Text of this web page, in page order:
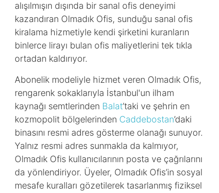
alışılmışın dışında bir sanal ofis deneyimi
kazandıran Olmadık Ofis, sunduğu sanal ofis
kiralama hizmetiyle kendi şirketini kuranların
binlerce lirayı bulan ofis maliyetlerini tek tıkla
ortadan kaldırıyor.
Abonelik modeliyle hizmet veren Olmadık Ofis,
rengarenk sokaklarıyla İstanbul'un ilham
kaynağı semtlerinden Balat’taki ve şehrin en
kozmopolit bölgelerinden Caddebostan’daki
binasını resmi adres gösterme olanağı sunuyor.
Yalnız resmi adres sunmakla da kalmıyor,
Olmadık Ofis kullanıcılarının posta ve çağrılarını
da yönlendiriyor. Üyeler, Olmadık Ofis’in sosyal
mesafe kuralları gözetilerek tasarlanmış fiziksel